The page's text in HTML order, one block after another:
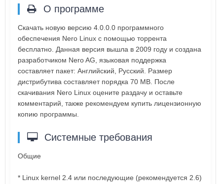
О программе
Скачать новую версию 4.0.0.0 программного
обеспечения Nero Linux с помощью торрента
бесплатно. Данная версия вышла в 2009 году и создана
разработчиком Nero AG, языковая поддержка
составляет пакет: Английский, Русский. Размер
дистрибутива составляет порядка 70 MB. После
скачивания Nero Linux оцените раздачу и оставьте
комментарий, также рекомендуем купить лицензионную
копию программы.
Системные требования
Общие
* Linux kernel 2.4 или последующие (рекомендуется 2.6)